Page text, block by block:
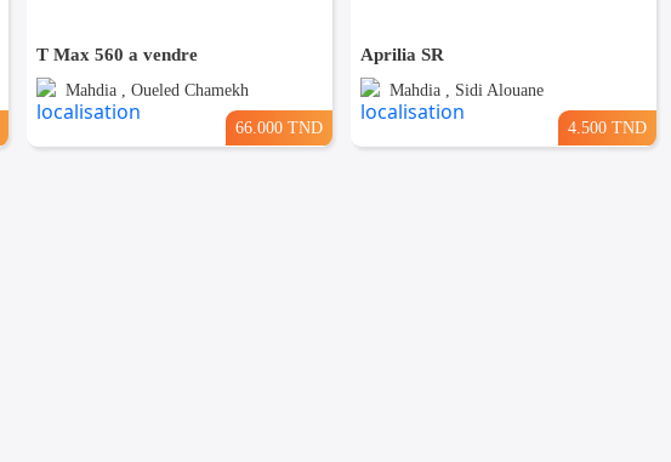
T Max 560 a vendre
Mahdia , Oueled Chamekh
66.000 TND
Aprilia SR
Mahdia , Sidi Alouane
4.500 TND